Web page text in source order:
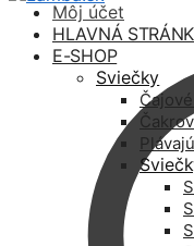
Môj účet
HLAVNÁ
E-SHOP
Sviečky